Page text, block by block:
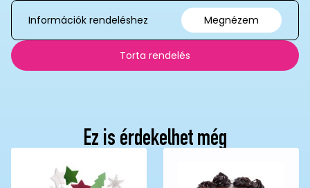
Információk rendeléshez
Megnézem
Torta rendelés
Ez is érdekelhet még